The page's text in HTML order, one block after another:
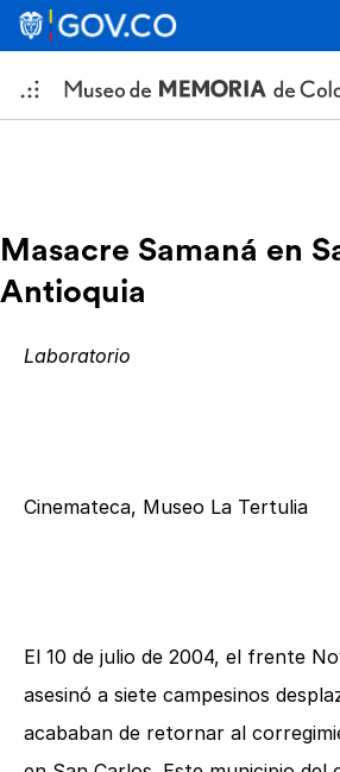
Masacre Samaná en
Antioquia
Laboratorio
Cinemateca, Museo La Tertulia
El 10 de julio de 2004, el frente
asesinó a siete campesinos
acababan de retornar al